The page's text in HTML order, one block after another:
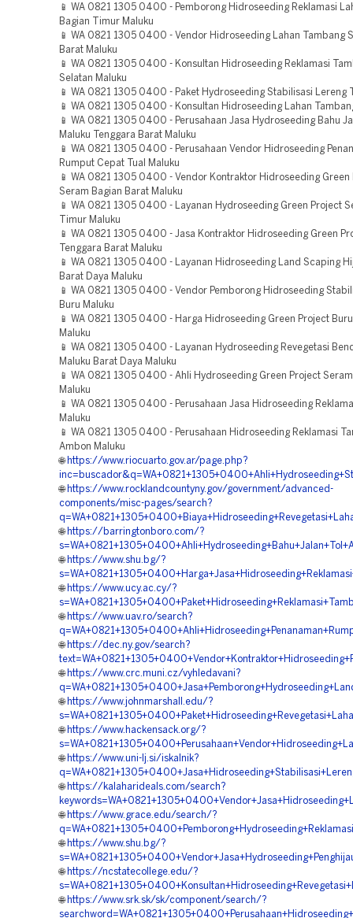
📱 WA 0821 1305 0400 - Pemborong Hidroseeding Reklamasi
Bagian Timur Maluku
📱 WA 0821 1305 0400 - Vendor Hidroseeding Lahan Tambang
Barat Maluku
📱 WA 0821 1305 0400 - Konsultan Hidroseeding Reklamasi
Selatan Maluku
📱 WA 0821 1305 0400 - Paket Hydroseeding Stabilisasi Lereng
📱 WA 0821 1305 0400 - Konsultan Hidroseeding Lahan
📱 WA 0821 1305 0400 - Perusahaan Jasa Hydroseeding Bahu
Maluku Tenggara Barat Maluku
📱 WA 0821 1305 0400 - Perusahaan Vendor Hidroseeding
Rumput Cepat Tual Maluku
📱 WA 0821 1305 0400 - Vendor Kontraktor Hidroseeding Green
Seram Bagian Barat Maluku
📱 WA 0821 1305 0400 - Layanan Hydroseeding Green Project
Timur Maluku
📱 WA 0821 1305 0400 - Jasa Kontraktor Hidroseeding Green
Tenggara Barat Maluku
📱 WA 0821 1305 0400 - Layanan Hidroseeding Land Scaping
Barat Daya Maluku
📱 WA 0821 1305 0400 - Vendor Pemborong Hidroseeding
Buru Maluku
📱 WA 0821 1305 0400 - Harga Hidroseeding Green Project
Maluku
📱 WA 0821 1305 0400 - Layanan Hydroseeding Revegetasi
Maluku Barat Daya Maluku
📱 WA 0821 1305 0400 - Ahli Hydroseeding Green Project
Maluku
📱 WA 0821 1305 0400 - Perusahaan Jasa Hidroseeding
Maluku
📱 WA 0821 1305 0400 - Perusahaan Hidroseeding Reklamasi
Ambon Maluku
🌐 https://www.riocuarto.gov.ar/page.php?
🌐 https://www.rocklandcountyny.gov/government/advanced-
components/misc-pages/search?
🌐 https://barringtonboro.com/?
🌐 https://www.shu.bg/?
🌐 https://www.ucy.ac.cy/?
🌐 https://www.uav.ro/search?
🌐 https://dec.ny.gov/search?
🌐 https://www.crc.muni.cz/vyhledavani?
🌐 https://www.johnmarshall.edu/?
🌐 https://www.hackensack.org/?
🌐 https://www.uni-lj.si/iskalnik?
🌐 https://kalaharideals.com/search?
🌐 https://www.grace.edu/search/?
🌐 https://www.shu.bg/?
🌐 https://ncstatecollege.edu/?
🌐 https://www.srk.sk/sk/component/search/?